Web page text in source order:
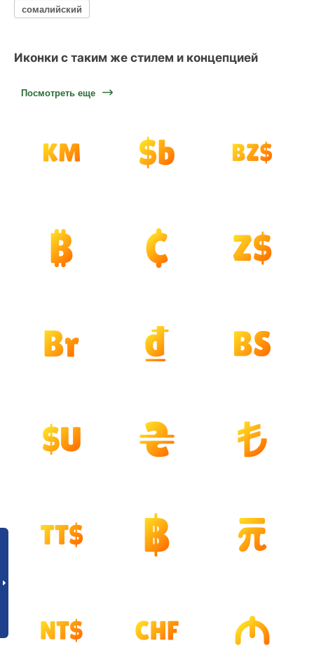
сомалийский
Иконки с таким же стилем и концепцией
Посмотреть еще